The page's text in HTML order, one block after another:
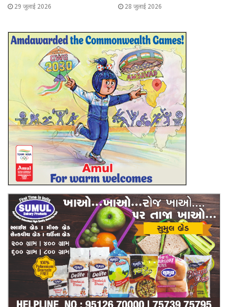
29 जुलाई 2026 28 जुलाई 2026